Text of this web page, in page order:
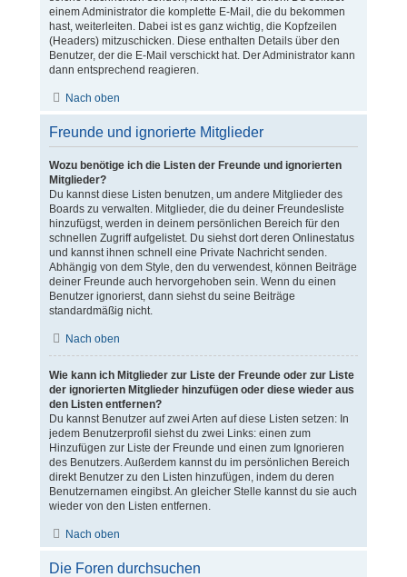
einem Administrator die komplette E-Mail, die du bekommen
hast, weiterleiten. Dabei ist es ganz wichtig, die Kopfzeilen
(Headers) mitzuschicken. Diese enthalten Details über den
Benutzer, der die E-Mail verschickt hat. Der Administrator kann
dann entsprechend reagieren.
Nach oben
Freunde und ignorierte Mitglieder
Wozu benötige ich die Listen der Freunde und ignorierten
Mitglieder?
Du kannst diese Listen benutzen, um andere Mitglieder des
Boards zu verwalten. Mitglieder, die du deiner Freundesliste
hinzufügst, werden in deinem persönlichen Bereich für den
schnellen Zugriff aufgelistet. Du siehst dort deren Onlinestatus
und kannst ihnen schnell eine Private Nachricht senden.
Abhängig von dem Style, den du verwendest, können Beiträge
deiner Freunde auch hervorgehoben sein. Wenn du einen
Benutzer ignorierst, dann siehst du seine Beiträge
standardmäßig nicht.
Nach oben
Wie kann ich Mitglieder zur Liste der Freunde oder zur Liste
der ignorierten Mitglieder hinzufügen oder diese wieder aus
den Listen entfernen?
Du kannst Benutzer auf zwei Arten auf diese Listen setzen: In
jedem Benutzerprofil siehst du zwei Links: einen zum
Hinzufügen zur Liste der Freunde und einen zum Ignorieren
des Benutzers. Außerdem kannst du im persönlichen Bereich
direkt Benutzer zu den Listen hinzufügen, indem du deren
Benutzernamen eingibst. An gleicher Stelle kannst du sie auch
wieder von den Listen entfernen.
Nach oben
Die Foren durchsuchen